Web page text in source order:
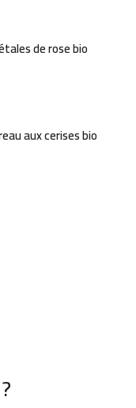
de rose bio
aux cerises bio